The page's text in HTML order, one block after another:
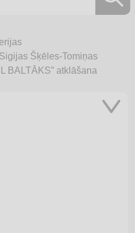
Šķēles-Tomiņas
BALTĀKS” atklāšana